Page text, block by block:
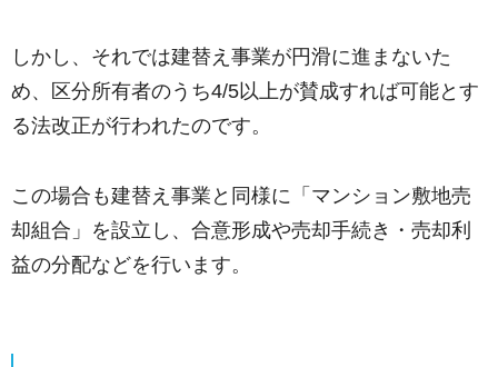
しかし、それでは建替え事業が円滑に進まないた
め、区分所有者のうち4/5以上が賛成すれば可能とす
る法改正が行われたのです。
この場合も建替え事業と同様に「マンション敷地売
却組合」を設立し、合意形成や売却手続き・売却利
益の分配などを行います。